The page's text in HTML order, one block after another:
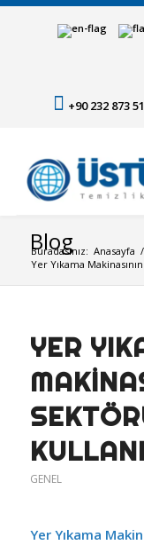
+90 232 873
Blog
Buradasınız: Anasayfa /
Yer Yıkama
YER
GENEL
Yer Yıkama